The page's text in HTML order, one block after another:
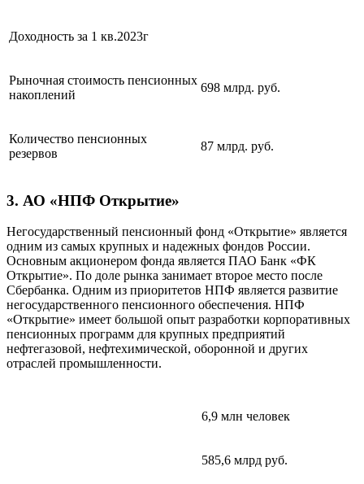
Доходность за 1 кв.2023г
Рыночная стоимость пенсионных
накоплений
698 млрд. руб.
Количество пенсионных
резервов
87 млрд. руб.
3. АО «НПФ Открытие»
Негосударственный пенсионный фонд «Открытие» является
одним из самых крупных и надежных фондов России.
Основным акционером фонда является ПАО Банк «ФК
Открытие». По доле рынка занимает второе место после
Сбербанка. Одним из приоритетов НПФ является развитие
негосударственного пенсионного обеспечения. НПФ
«Открытие» имеет большой опыт разработки корпоративных
пенсионных программ для крупных предприятий
нефтегазовой, нефтехимической, оборонной и других
отраслей промышленности.
6,9 млн человек
585,6 млрд руб.